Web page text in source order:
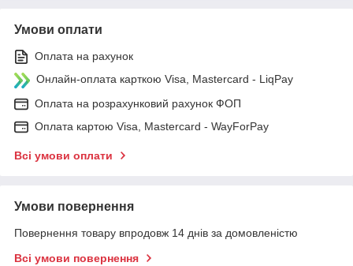
Умови оплати
Оплата на рахунок
Онлайн-оплата карткою Visa, Mastercard - LiqPay
Оплата на розрахунковий рахунок ФОП
Оплата картою Visa, Mastercard - WayForPay
Всі умови оплати
Умови повернення
Повернення товару впродовж 14 днів за домовленістю
Всі умови повернення